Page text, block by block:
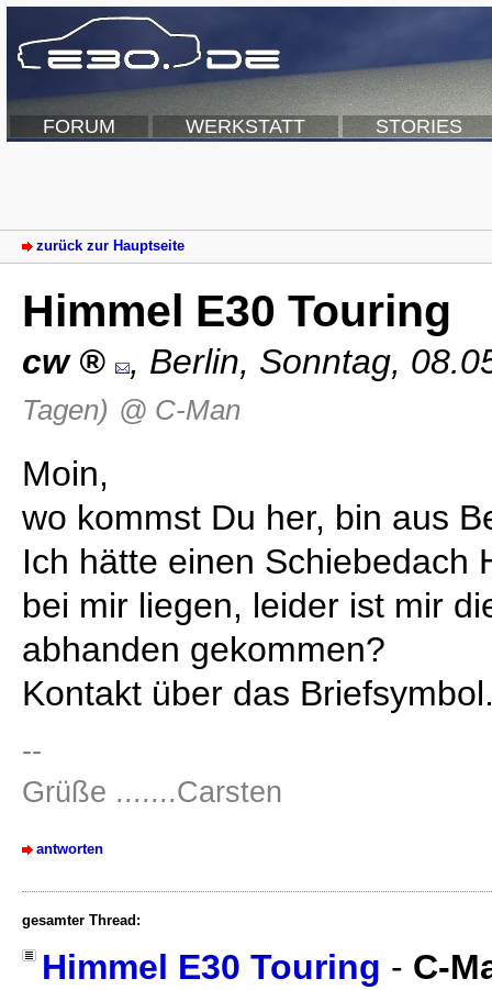
FORUM WERKSTATT STORIES
zurück zur Hauptseite
Himmel E30 Touring
cw , Berlin, Sonntag,
Tagen) @ C-Man
Moin,
wo kommst Du her, bin aus
Ich hätte einen Schiebedach
bei mir liegen, leider ist mir
abhanden gekommen?
Kontakt über das
--
Grüße .......Carsten
antworten
gesamter Thread:
Himmel E30 Touring - C-